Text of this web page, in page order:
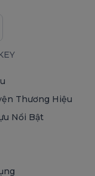
Thương Hiệu
Nổi Bật